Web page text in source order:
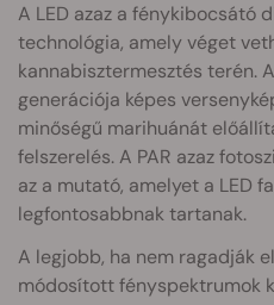
A LED azaz a fénykibocsátó
technológia, amely véget
kannabisztermesztés terén.
generációja képes
minőségű marihuánát
felszerelés. A PAR azaz
az a mutató, amelyet a LED
legfontosabbnak tartanak.
A legjobb, ha nem ragadják
módosított fényspektrumok